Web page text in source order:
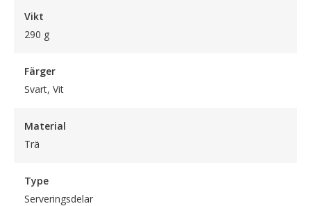
Vikt
290 g
Färger
Svart, Vit
Material
Trä
Type
Serveringsdelar